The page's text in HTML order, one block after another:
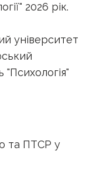
2026 рік.
університет
"Психологія"
та ПТСР у